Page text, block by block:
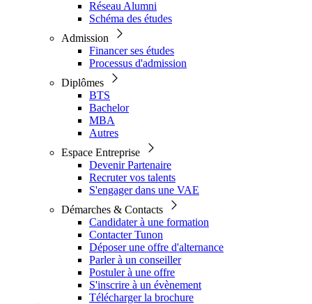
Réseau Alumni
Schéma des études
Admission
Financer ses études
Processus d'admission
Diplômes
BTS
Bachelor
MBA
Autres
Espace Entreprise
Devenir Partenaire
Recruter vos talents
S'engager dans une VAE
Démarches & Contacts
Candidater à une formation
Contacter Tunon
Déposer une offre d'alternance
Parler à un conseiller
Postuler à une offre
S'inscrire à un évènement
Télécharger la brochure